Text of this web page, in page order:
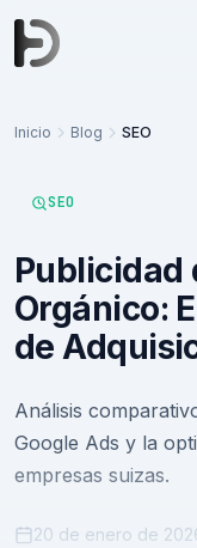
Inicio Blog SEO
SEO
Publicidad
Orgánico:
de
Análisis
Google Ads y la
empresas suizas.
20 de enero de